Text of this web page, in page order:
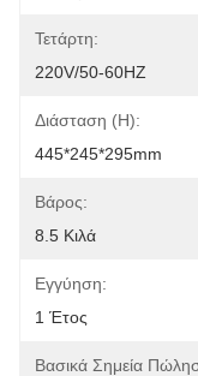
Τετάρτη:
220V/50-60HZ
Διάσταση (η):
445*245*295mm
Βάρος:
8.5 Κιλά
Εγγύηση:
1 Έτος
Βασικά Σημεία